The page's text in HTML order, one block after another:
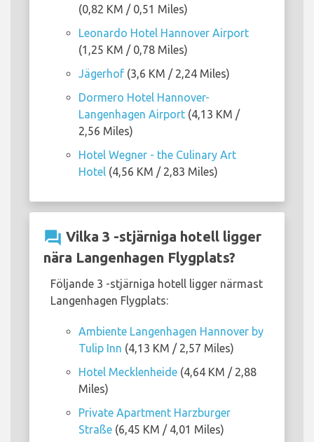
(0,82 KM / 0,51 Miles)
Leonardo Hotel Hannover Airport
(1,25 KM / 0,78 Miles)
Jägerhof (3,6 KM / 2,24 Miles)
Dormero Hotel Hannover-
Langenhagen Airport (4,13 KM /
2,56 Miles)
Hotel Wegner - the Culinary Art
Hotel (4,56 KM / 2,83 Miles)
question_answer Vilka 3 -stjärniga hotell ligger
nära Langenhagen Flygplats?
Följande 3 -stjärniga hotell ligger närmast
Langenhagen Flygplats:
Ambiente Langenhagen Hannover by
Tulip Inn (4,13 KM / 2,57 Miles)
Hotel Mecklenheide (4,64 KM / 2,88
Miles)
Private Apartment Harzburger
Straße (6,45 KM / 4,01 Miles)